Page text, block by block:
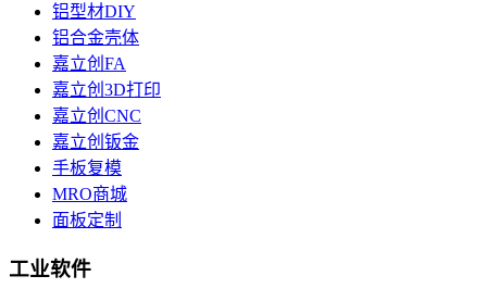
铝型材DIY
铝合金壳体
嘉立创FA
嘉立创3D打印
嘉立创CNC
嘉立创钣金
手板复模
MRO商城
面板定制
工业软件